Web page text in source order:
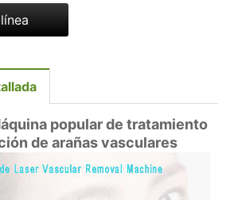
popular de tratamiento
de arañas vasculares